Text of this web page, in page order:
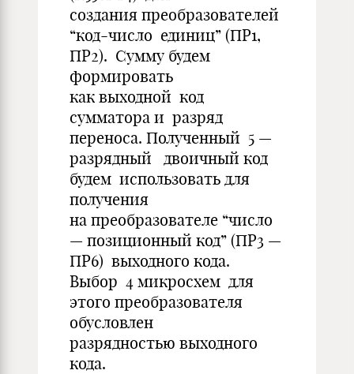
создания преобразователей
“код-число единиц” (ПР1,
ПР2). Сумму будем
формировать
как выходной код
сумматора и разряд
переноса. Полученный 5 —
разрядный двоичный код
будем использовать для
получения
на преобразователе “число
— позиционный код” (ПР3 —
ПР6) выходного кода.
Выбор 4 микросхем для
этого преобразователя
обусловлен
разрядностью выходного
кода.